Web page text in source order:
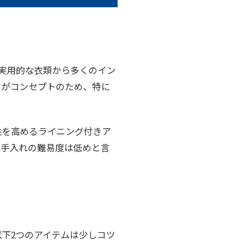
用的な衣類から多くのイン
コンセプトのため、特に
高めるライニング付きア
入れの難易度は低めと言
2つのアイテムは少しコツ